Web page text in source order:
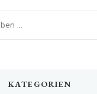
KATEGORIEN